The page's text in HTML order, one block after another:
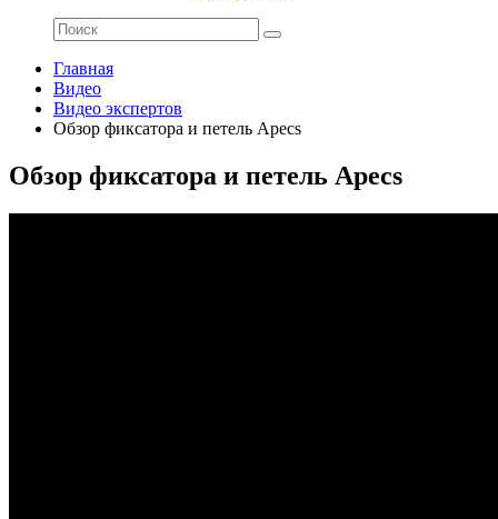
Главная
Видео
Видео экспертов
Обзор фиксатора и петель Apecs
Обзор фиксатора и петель Apecs